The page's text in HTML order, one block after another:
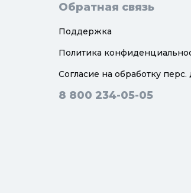
Обратная связь
Поддержка
Политика
Согласие на обработку
8 800 234-05-05